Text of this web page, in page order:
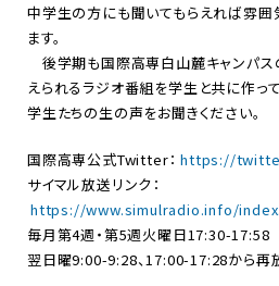
中学生の方にも聞いてもらえれば雰囲
ます。
後学期も国際高専白山麓キャンパ
えられるラジオ番組を学生と共に作って
学生たちの生の声をお聞きください。
国際高専公式Twitter： https://
サイマル放送リンク：
https://www.simulradio.info/
毎月第4週・第5週火曜日17:30-17:58
翌日曜9:00-9:28、 17:00-17:28から再